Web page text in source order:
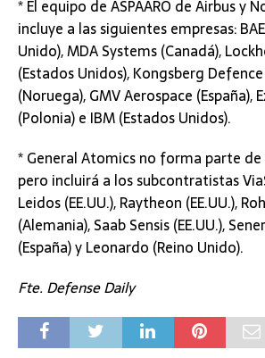
* El equipo de ASPAARO de Airbus y
incluye a las siguientes empresas:
Unido), MDA Systems (Canadá),
(Estados Unidos), Kongsberg
(Noruega), GMV Aerospace (España),
(Polonia) e IBM (Estados Unidos).
* General Atomics no forma parte
pero incluirá a los subcontratistas
Leidos (EE.UU.), Raytheon (EE.UU.),
(Alemania), Saab Sensis (EE.UU.),
(España) y Leonardo (Reino Unido).
Fte. Defense Daily